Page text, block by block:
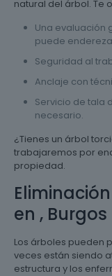
natural del árbol. Te
Una evaluación
puede
Seguridad al
Anclaje con
Servicio de tala
necesario.
¿Tienes un árbol
trabajaremos por
propiedad.
en , Burgos
Los árboles pueden
veces están siendo
estructura y los